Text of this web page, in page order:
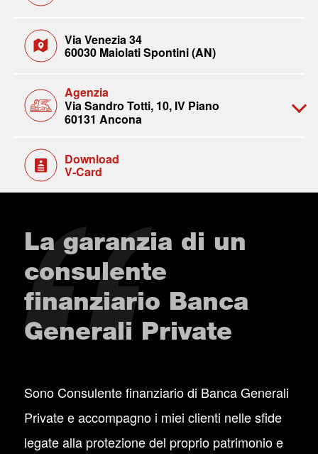
Via Venezia 34
60030 Maiolati Spontini (AN)
Agenzia
Via Sandro Totti, 10, IV Piano
60131 Ancona
Download
V-Card
La garanzia di un
consulente
finanziario Banca
Generali Private
Sono Consulente finanziario di Banca Generali
Private e accompagno i miei clienti nelle sfide
legate alla protezione del proprio patrimonio e